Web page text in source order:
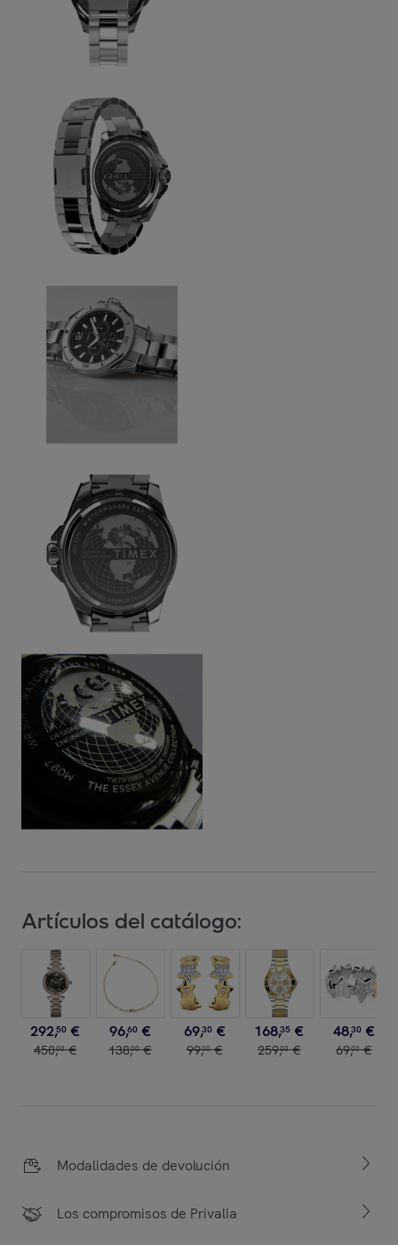
Artículos del catálogo:
292,50 €
450,00 €
96,60 €
138,00 €
69,30 €
99,00 €
168,35 €
259,00 €
48,30 €
69,00 €
Modalidades de devolución
Los compromisos de Privalia